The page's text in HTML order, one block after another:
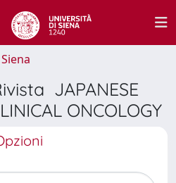
JAPANESE
ONCOLOGY